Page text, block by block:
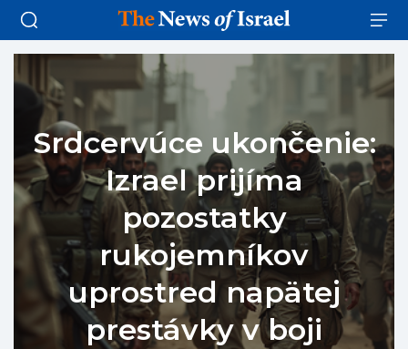
Srdcervúce ukončenie:
Izrael prijíma
pozostatky
rukojemníkov
uprostred napätej
prestávky v boji